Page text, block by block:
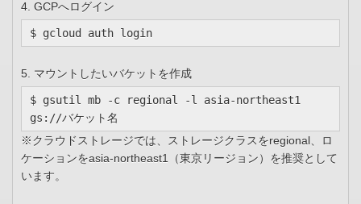
4. GCPへログイン
$ gcloud auth login
5. マウントしたいバケットを作成
$ gsutil mb -c regional -l asia-northeast1
gs://バケット名
※クラウドストレージでは、ストレージクラスをregional、ロ
ケーションをasia-northeast1（東京リージョン）を推奨として
います。